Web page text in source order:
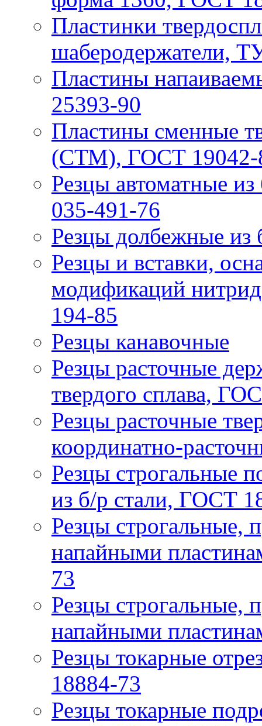
Пластинки
шаберодержатели,
Пластины
25393-90
Пластины сменные
(СТМ), ГОСТ 19042-
Резцы автоматные
035-491-76
Резцы долбежные
Резцы и вставки,
модификаций
194-85
Резцы канавочные
Резцы расточные
твердого сплава,
Резцы расточные
координатно-
Резцы строгальные
из б/р стали, ГОСТ
Резцы строгальные,
напайными
73
Резцы строгальные,
напайными
Резцы токарные
18884-73
Резцы токарные